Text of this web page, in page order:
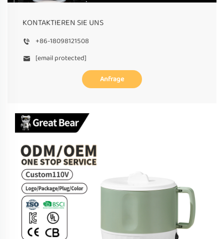
KONTAKTIEREN SIE UNS
+86-18098121508
[email protected]
Anfrage